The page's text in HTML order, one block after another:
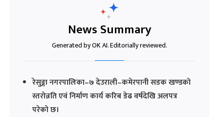
News Summary
Generated by OK AI. Editorially reviewed.
रेसुङ्गा नगरपालिका–७ देउराली–कमेरपानी सडक खण्डको
स्तरोन्नति एवं निर्माण कार्य करिब डेढ वर्षदेखि अलपत्र
परेको छ।